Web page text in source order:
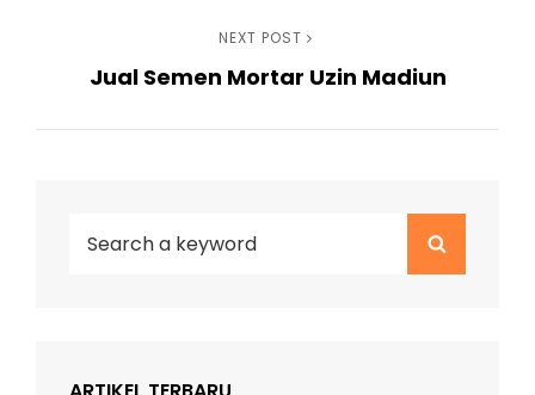
NEXT POST
Jual Semen Mortar Uzin Madiun
Search